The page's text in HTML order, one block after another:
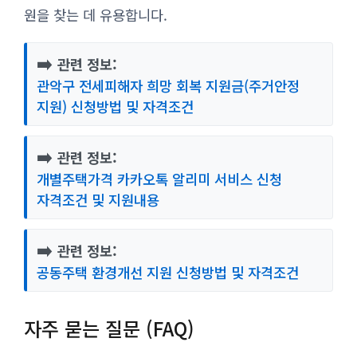
원을 찾는 데 유용합니다.
➡️ 관련 정보:
관악구 전세피해자 희망 회복 지원금(주거안정
지원) 신청방법 및 자격조건
➡️ 관련 정보:
개별주택가격 카카오톡 알리미 서비스 신청
자격조건 및 지원내용
➡️ 관련 정보:
공동주택 환경개선 지원 신청방법 및 자격조건
자주 묻는 질문 (FAQ)